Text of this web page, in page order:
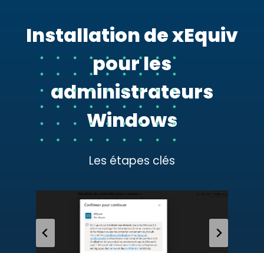
Installation de xEquiv
pour les
administrateurs
Windows
Les étapes clés